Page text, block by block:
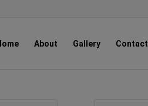
About Gallery Contact